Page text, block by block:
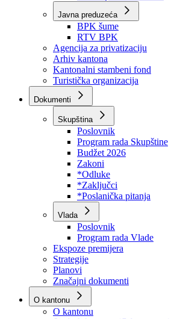
Direkcija za robne rezerve
Direkcija za ceste
Direkcija za šumarstvo
Javna preduzeća
BPK šume
RTV BPK
Agencija za privatizaciju
Arhiv kantona
Kantonalni stambeni fond
Turistička organizacija
Dokumenti
Skupština
Poslovnik
Program rada Skupštine
Budžet 2026
Zakoni
*Odluke
*Zaključci
*Poslanička pitanja
Vlada
Poslovnik
Program rada Vlade
Ekspoze premijera
Strategije
Planovi
Značajni dokumenti